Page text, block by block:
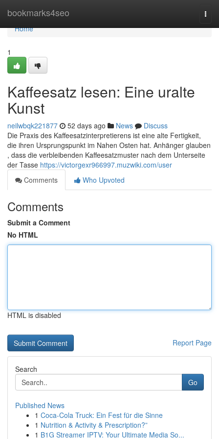
bookmarks4seo
Home
Home
1
Kaffeesatz lesen: Eine uralte
Kunst
neilwbqk221877 52 days ago News
Discuss
Die Praxis des Kaffeesatzinterpretierens ist eine alte Fertigkeit,
die ihren Ursprungspunkt im Nahen Osten hat. Anhänger glauben
, dass die verbleibenden Kaffeesatzmuster nach dem Unterseite
der Tasse https://victorgexr966997.muzwiki.com/user
Comments
Who Upvoted
Comments
Submit a Comment
No HTML
HTML is disabled
Report Page
Search
Go
Published News
1 Coca-Cola Truck: Ein Fest für die Sinne
1 Nutrition & Activity & Prescription?”
1 B1G Streamer IPTV: Your Ultimate Media So...